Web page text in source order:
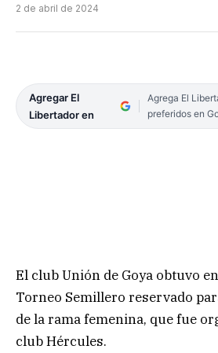
2 de abril de 2024
Agregar El
Libertador en
Agrega El
preferidos en
El club Unión de Goya obtuvo
Torneo Semillero reservado
de la rama femenina, que fue
club Hércules.